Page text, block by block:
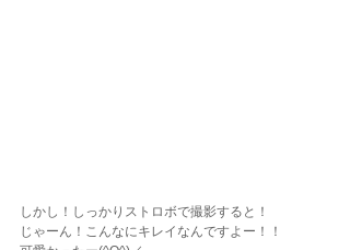
しかし！しっかりストロボで撮影すると！
じゃーん！こんなにキレイなんですよー！！